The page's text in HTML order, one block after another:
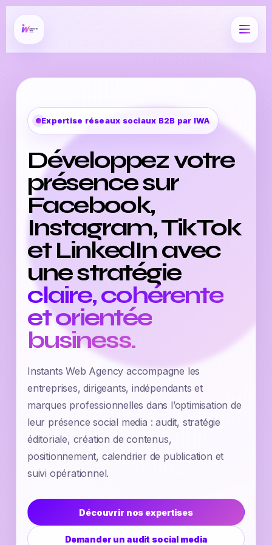
Expertise réseaux sociaux B2B par IWA
Développez votre
présence sur
Facebook,
Instagram, TikTok
et LinkedIn avec
une stratégie
claire, cohérente
et orientée
business.
Instants Web Agency accompagne les
entreprises, dirigeants, indépendants et
marques professionnelles dans l’optimisation de
leur présence social media : audit, stratégie
éditoriale, création de contenus,
positionnement, calendrier de publication et
suivi opérationnel.
Découvrir nos expertises
Demander un audit social media